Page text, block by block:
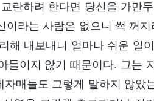
란하려 한다면 당신을 가만
라는 사람은 없으니 썩 꺼지
해 내보내니 얼마나 쉬운 일
이지 않기 때문이다. 그는
매들도 그렇게 말하지 않았